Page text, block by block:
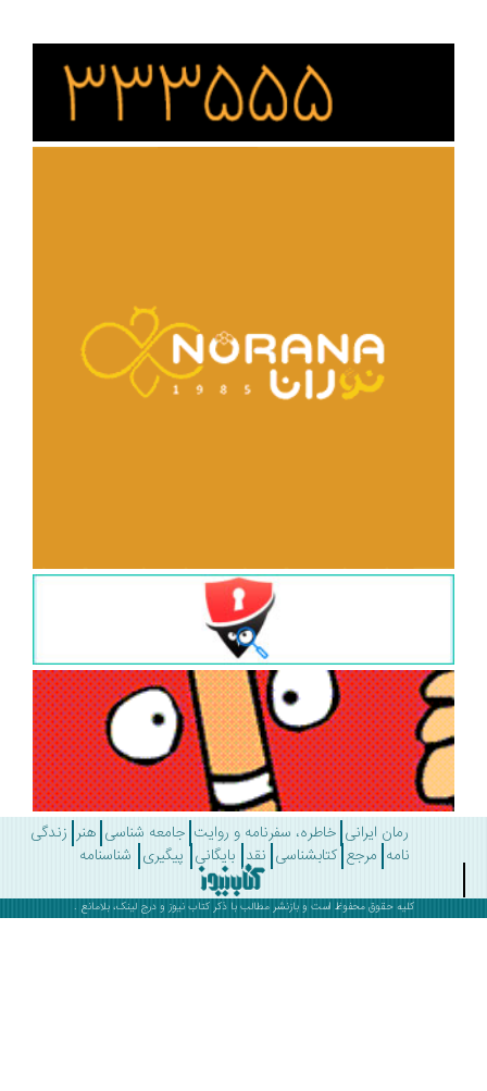
رمان ایرانی خاطره، سفرنامه و روایت جامعه شناسی هنر زندگی
مرجع کتابشناسی نقد بایگانی پیگیری شناسنامه
کلیه حقوق محفوظ است و بازنشر مطالب با ذکرکتاب نیوز و درج لینک، بلامانع .